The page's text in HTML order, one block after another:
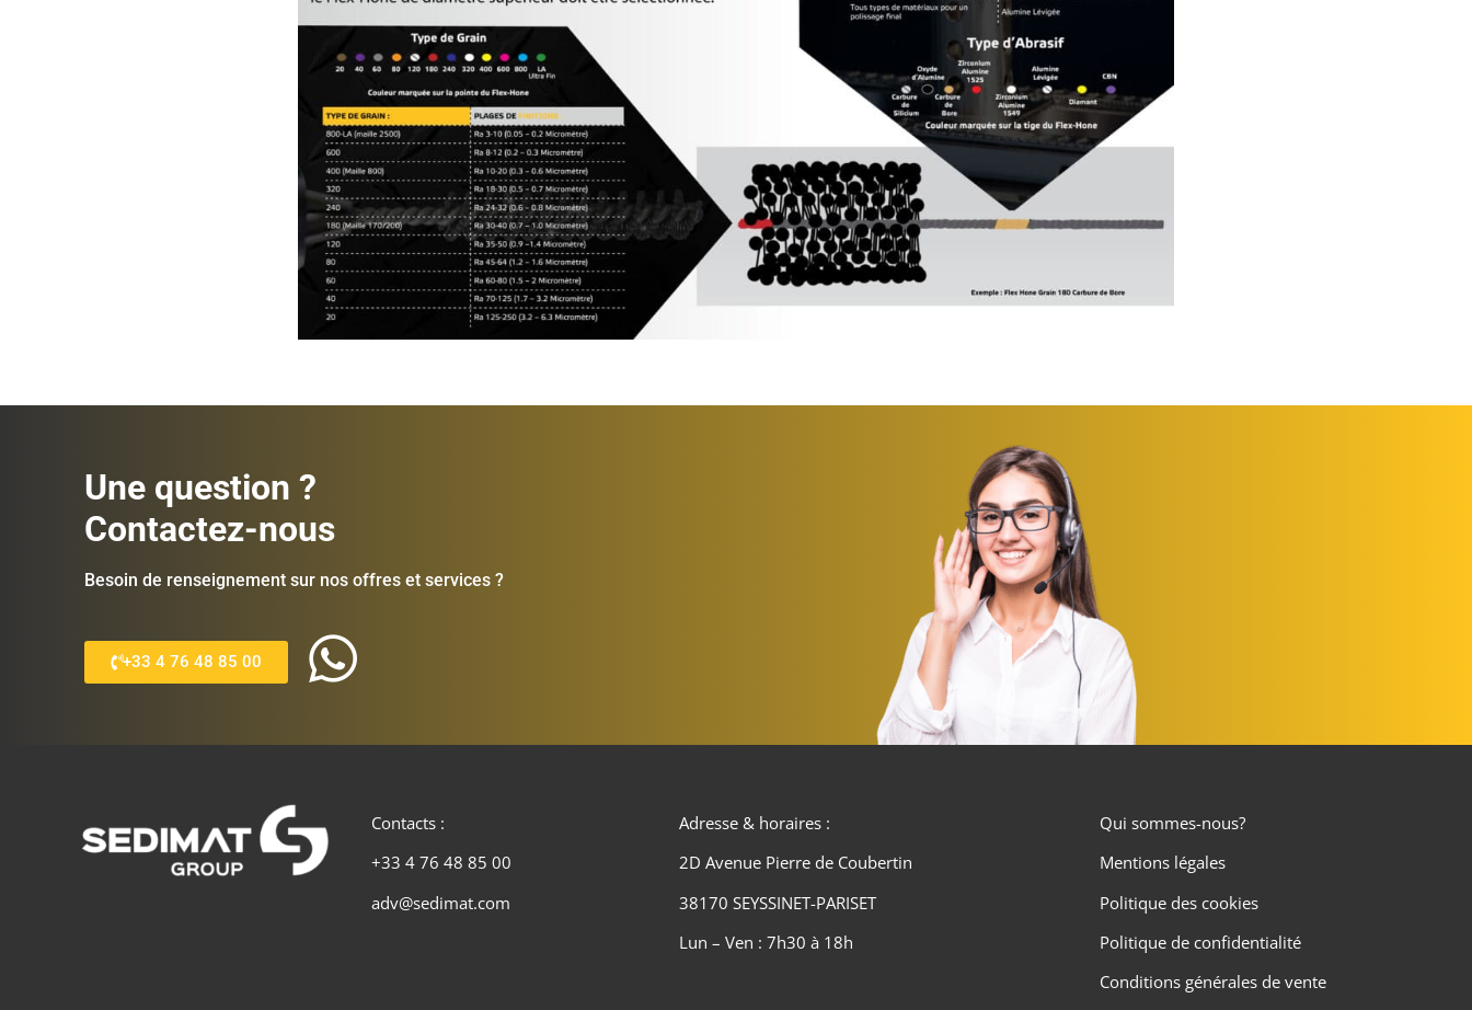
Une question ?
Contactez-nous
Besoin de renseignement sur nos offres et services ?
+33 4 76 48 85 00
Contacts :
+33 4 76 48 85 00
adv@sedimat.com
Adresse & horaires :
2D Avenue Pierre de Coubertin
38170 SEYSSINET-PARISET
Lun – Ven : 7h30 à 18h
Qui sommes-nous?
Mentions légales
Politique des cookies
Politique de confidentialité
Conditions générales de vente